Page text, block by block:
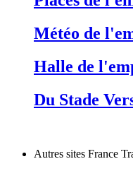
Météo de
Halle de
Du Stade
Autres sites France